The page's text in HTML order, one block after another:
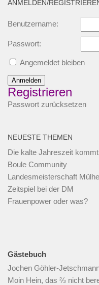
ANMELDEN/
Benutzername:
Passwort:
Angemeldet bleiben
Anmelden
Registrieren
Passwort zurücksetzen
NEUESTE THEMEN
Die kalte Jahreszeit
Boule Community
Landesmeisterschaft
Zeitspiel bei der DM
Frauenpower oder was?
Gästebuch
Jochen Göhler-
Moin Hein, das ⅔ nicht